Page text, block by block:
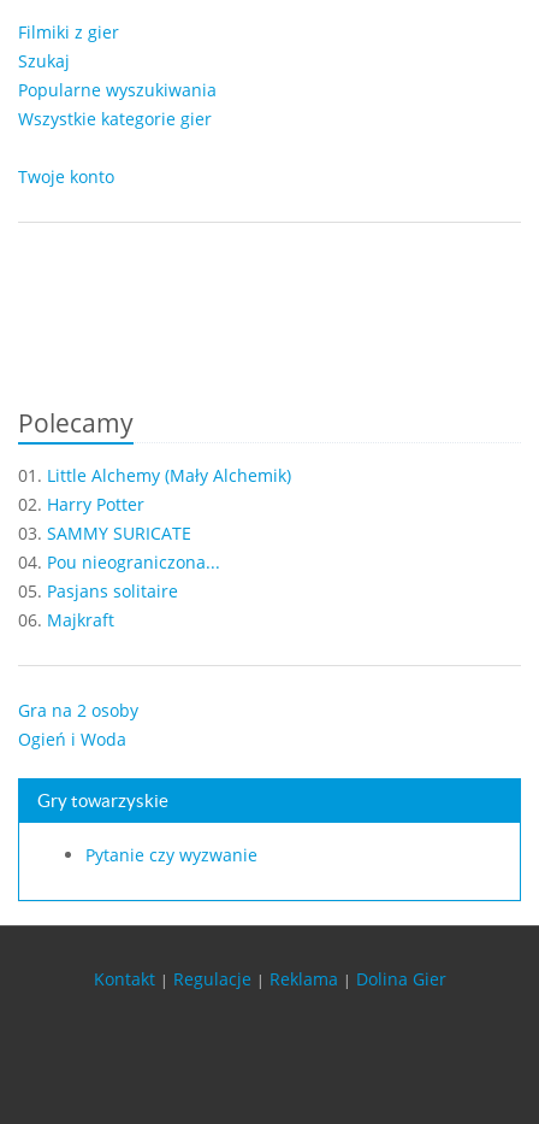
Filmiki z gier
Szukaj
Popularne wyszukiwania
Wszystkie kategorie gier
Twoje konto
Polecamy
01. Little Alchemy (Mały Alchemik)
02. Harry Potter
03. SAMMY SURICATE
04. Pou nieograniczona...
05. Pasjans solitaire
06. Majkraft
Gra na 2 osoby
Ogień i Woda
Gry towarzyskie
Pytanie czy wyzwanie
Kontakt | Regulacje | Reklama | Dolina Gier